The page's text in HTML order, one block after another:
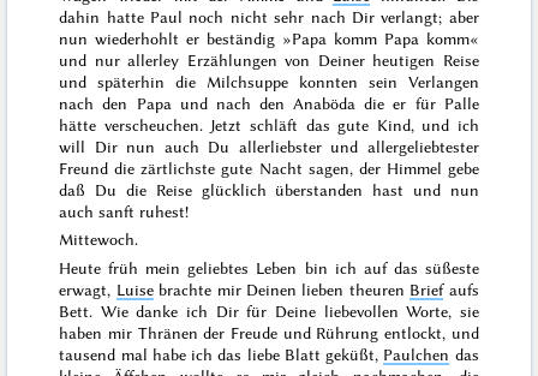
dahin hatte Paul noch nicht sehr nach Dir verlangt; aber
nun wiederhohlt er beständig »Papa komm Papa komm«
und nur allerley Erzählungen von Deiner heutigen Reise
und späterhin die Milchsuppe konnten sein Verlangen
nach den Papa und nach denAnaböda die er für Palle
hätte verscheuchen. Jetzt schläft das gute Kind, und ich
will Dir nun auch Du allerliebster und allergeliebtester
Freund die zärtlichste gute Nacht sagen, der Himmel gebe
daß Du die Reise glücklich überstanden hast und nun
auch sanft ruhest!
Mittewoch.
Heute früh mein geliebtes Leben bin ich auf das süßeste
erwagt, Luisebrachte mir Deinen lieben theuren Briefaufs
Bett. Wie danke ich Dir für Deine liebevollen Worte, sie
haben mir Thränen der Freude und Rührung entlockt, und
tausend mal habe ich das liebe Blatt geküßt, Paulchen das